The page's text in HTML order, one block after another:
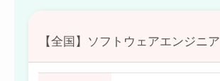
【全国】ソフトウェアエンジニア